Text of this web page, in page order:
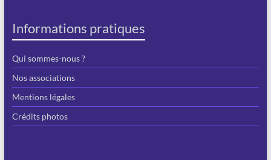
Informations pratiques
Qui sommes-nous ?
Nos associations
Mentions légales
Crédits photos